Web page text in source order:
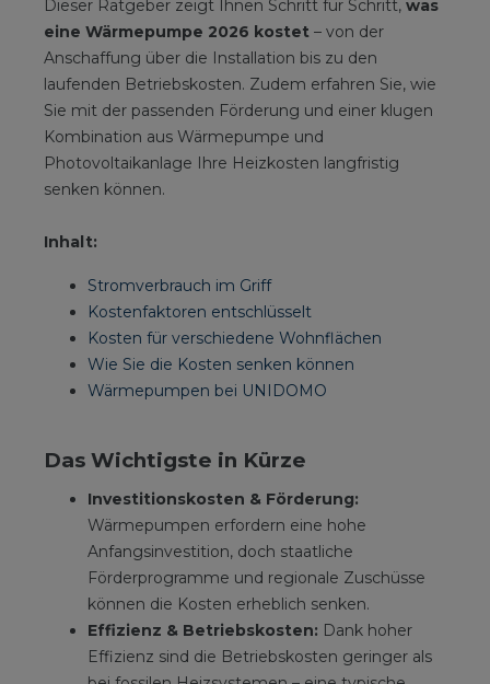
Dieser Ratgeber zeigt Ihnen Schritt für Schritt, was
eine Wärmepumpe 2026 kostet – von der
Anschaffung über die Installation bis zu den
laufenden Betriebskosten. Zudem erfahren Sie, wie
Sie mit der passenden Förderung und einer klugen
Kombination aus Wärmepumpe und
Photovoltaikanlage Ihre Heizkosten langfristig
senken können.
Inhalt:
Stromverbrauch im Griff
Kostenfaktoren entschlüsselt
Kosten für verschiedene Wohnflächen
Wie Sie die Kosten senken können
Wärmepumpen bei UNIDOMO
Das Wichtigste in Kürze
Investitionskosten & Förderung:
Wärmepumpen erfordern eine hohe
Anfangsinvestition, doch staatliche
Förderprogramme und regionale Zuschüsse
können die Kosten erheblich senken.
Effizienz & Betriebskosten: Dank hoher
Effizienz sind die Betriebskosten geringer als